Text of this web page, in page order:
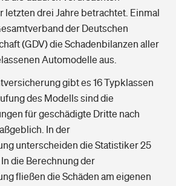
letzten drei Jahre betrachtet. Einmal
der Deutschen
(GDV) die Schadenbilanzen aller
Automodelle aus.
gibt es 16 Typklassen
des Modells sind die
für geschädigte Dritte nach
In der
unterscheiden die Statistiker 25
die Berechnung der
fließen die Schäden am eigenen